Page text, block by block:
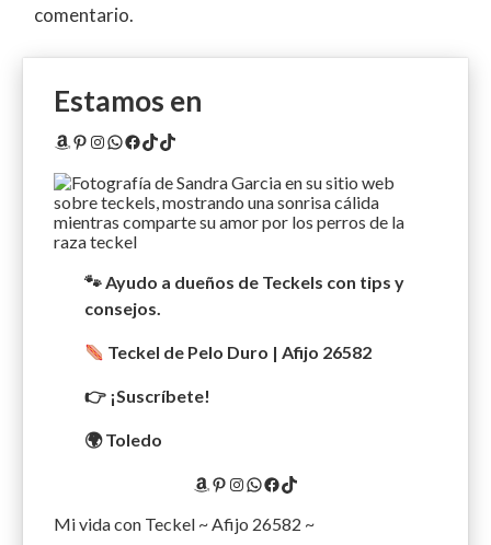
comentario.
Estamos en
Amazon Pinterest Instagram WhatsApp Facebook TikTok TikTok
🐾 Ayudo a dueños de Teckels con tips y
consejos.
Teckel de Pelo Duro | Afijo 26582
👉 ¡Suscríbete!
🌍 Toledo
Amazon Pinterest Instagram WhatsApp Facebook TikTok
Mi vida con Teckel ~ Afijo 26582 ~